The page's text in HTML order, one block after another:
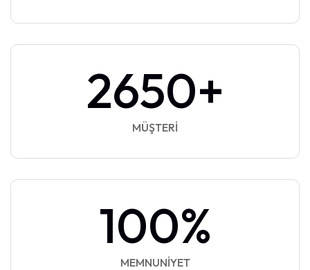
2650+
MÜŞTERI
100%
MEMNUNIYET